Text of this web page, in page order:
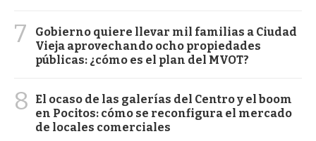
7
Gobierno quiere llevar mil familias a Ciudad
Vieja aprovechando ocho propiedades
públicas: ¿cómo es el plan del MVOT?
8
El ocaso de las galerías del Centro y el boom
en Pocitos: cómo se reconfigura el mercado
de locales comerciales